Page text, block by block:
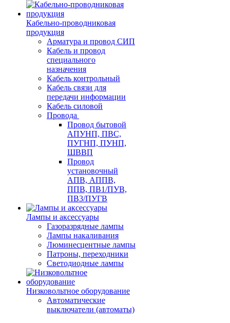
Кабельно-проводниковая
продукция
Арматура и провод СИП
Кабель и провод
специального
назначения
Кабель контрольный
Кабель связи для
передачи информации
Кабель силовой
Провода
Провод бытовой
АПУНП, ПВС,
ПУГНП, ПУНП,
ШВВП
Провод
установочный
АПВ, АППВ,
ППВ, ПВ1/ПУВ,
ПВ3/ПУГВ
Лампы и аксессуары
Газоразрядные лампы
Лампы накаливания
Люминесцентные лампы
Патроны, переходники
Светодиодные лампы
Низковольтное оборудование
Автоматические
выключатели (автоматы)